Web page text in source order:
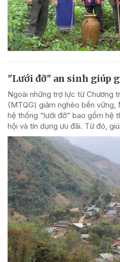
"Lưới đỡ" an sinh giúp
Ngoài những trợ lực từ Chương
(MTQG) giảm nghèo bền vững,
hệ thống “lưới đỡ” bao gồm hệ
hội và tín dụng ưu đãi. Từ đó,